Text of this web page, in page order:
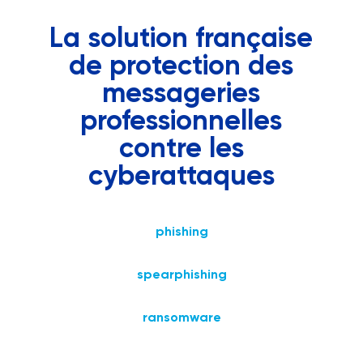
La solution française
de protection des
messageries
professionnelles
contre les
cyberattaques
phishing
spearphishing
ransomware